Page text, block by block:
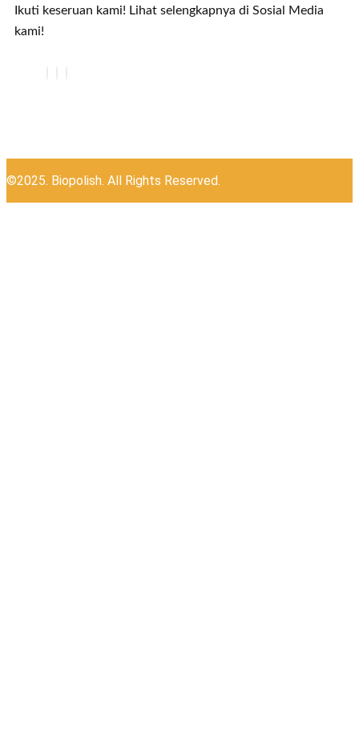
Ikuti keseruan kami! Lihat selengkapnya di Sosial Media
kami!
©2025. Biopolish. All Rights Reserved.